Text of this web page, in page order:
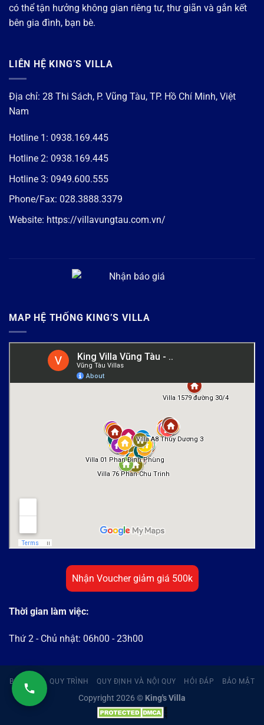
có thể tận hưởng không gian riêng tư, thư giãn và gắn kết
bên gia đình, bạn bè.
LIÊN HỆ KING’S VILLA
Địa chỉ: 28 Thi Sách, P. Vũng Tàu, TP. Hồ Chí Minh, Việt
Nam
Hotline 1: 0938.169.445
Hotline 2: 0938.169.445
Hotline 3: 0949.600.555
Phone/Fax: 028.3888.3379
Website: https://villavungtau.com.vn/
MAP HỆ THỐNG KING’S VILLA
Nhận Voucher giảm giá 500k
Thời gian làm việc:
Thứ 2 - Chủ nhật: 06h00 - 23h00
BOOKING QUY TRÌNH QUY ĐỊNH VÀ NỘI QUY HỎI ĐÁP BẢO MẬT
Copyright 2026 © King's Villa